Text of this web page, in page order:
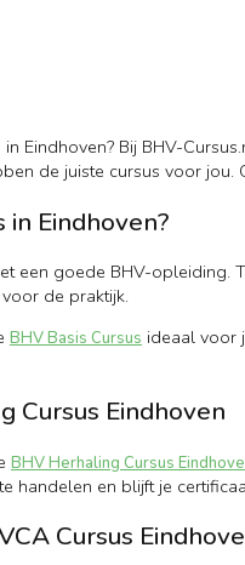
Eindhoven? Bij BHV-
de juiste cursus voor
in Eindhoven?
een goede BHV-opleiding.
de praktijk.
BHV Basis Cursus ideaal voor
Cursus Eindhoven
BHV Herhaling Cursus
handelen en blijft je
Cursus